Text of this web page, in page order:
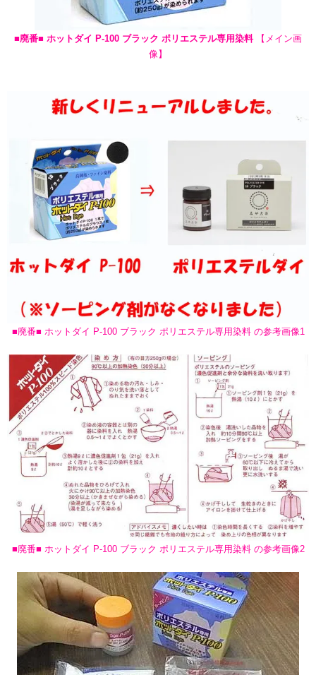
■廃番■ ホットダイ P-100 ブラック ポリエステル専用染料【メイン画
像】
■廃番■ ホットダイ P-100 ブラック ポリエステル専用染料 の参考画像1
■廃番■ ホットダイ P-100 ブラック ポリエステル専用染料 の参考画像2